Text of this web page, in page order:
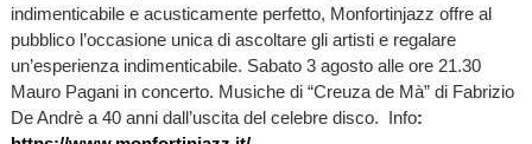
indimenticabile e acusticamente perfetto, Monfortinjazz offre al
pubblico l’occasione unica di ascoltare gli artisti e regalare
un’esperienza indimenticabile. Sabato 3 agosto alle ore 21.30
Mauro Pagani in concerto. Musiche di “Creuza de Mà” di Fabrizio
De Andrè a 40 anni dall’uscita del celebre disco. Info: